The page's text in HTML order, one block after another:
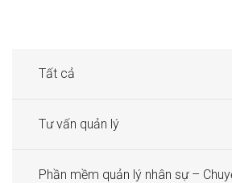
Tất cả
Tư vấn quản lý
Phần mềm quản lý nhân sự –